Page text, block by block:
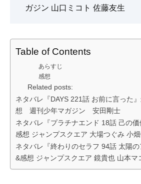
ガジン 山口ミコト 佐藤友生
Table of Contents
あらすじ
感想
Related posts:
ネタバレ『DAYS 221話 お前に言った
想 週刊少年マガジン 安田剛士
ネタバレ『プラチナエンド 18話 己の
感想 ジャンプスクエア 大場つぐみ 小
ネタバレ『終わりのセラフ 94話 太陽
&感想 ジャンプスクエア 鏡貴也 山本マ